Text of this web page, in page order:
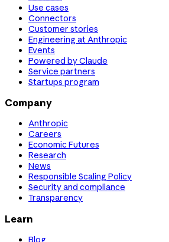
Use cases
Connectors
Customer stories
Engineering at Anthropic
Events
Powered by Claude
Service partners
Startups program
Company
Anthropic
Careers
Economic Futures
Research
News
Responsible Scaling Policy
Security and compliance
Transparency
Learn
Blog